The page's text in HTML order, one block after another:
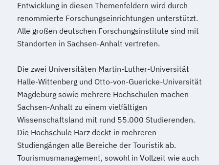
Entwicklung in diesen Themenfeldern wird durch
renommierte Forschungseinrichtungen unterstützt.
Alle großen deutschen Forschungsinstitute sind mit
Standorten in Sachsen-Anhalt vertreten.
Die zwei Universitäten Martin-Luther-Universität
Halle-Wittenberg und Otto-von-Guericke-Universität
Magdeburg sowie mehrere Hochschulen machen
Sachsen-Anhalt zu einem vielfältigen
Wissenschaftsland mit rund 55.000 Studierenden.
Die Hochschule Harz deckt in mehreren
Studiengängen alle Bereiche der Touristik ab.
Tourismusmanagement, sowohl in Vollzeit wie auch